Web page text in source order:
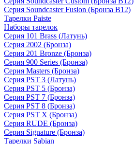
Серия Soundcaster Fusion (Бронза B12)
Тарелки Paiste
Наборы тарелок
Серия 101 Brass (Латунь)
Серия 2002 (Бронза)
Серия 201 Bronze (Бронза)
Серия 900 Series (Бронза)
Серия Masters (Бронза)
Серия PST 3 (Латунь)
Серия PST 5 (Бронза)
Серия PST 7 (Бронза)
Серия PST 8 (Бронза)
Серия PST X (Бронза)
Серия RUDE (Бронза)
Серия Signature (Бронза)
Тарелки Sabian